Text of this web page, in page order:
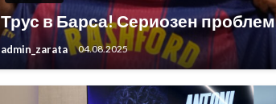
Трус в Барса! Сериозен проблем
admin_zarata 04.08.2025